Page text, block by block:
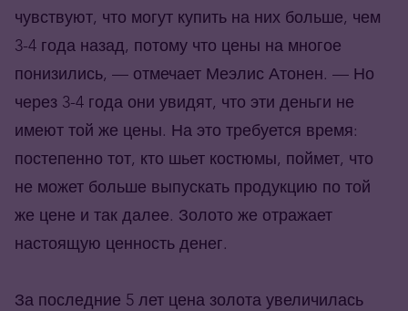
чувствуют, что могут купить на них больше, чем
3-4 года назад, потому что цены на многое
понизились, — отмечает Меэлис Атонен. — Но
через 3-4 года они увидят, что эти деньги не
имеют той же цены. На это требуется время:
постепенно тот, кто шьет костюмы, поймет, что
не может больше выпускать продукцию по той
же цене и так далее. Золото же отражает
настоящую ценность денег.
За последние 5 лет цена золота увеличилась